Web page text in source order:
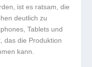
ist es ratsam, die
deutlich zu
Tablets und
, das die Produktion
kann.